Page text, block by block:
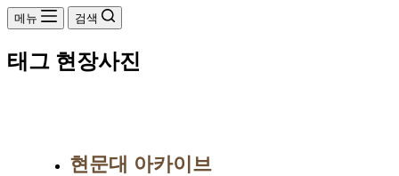
메뉴 검색
태그 현장사진
현문대 아카이브